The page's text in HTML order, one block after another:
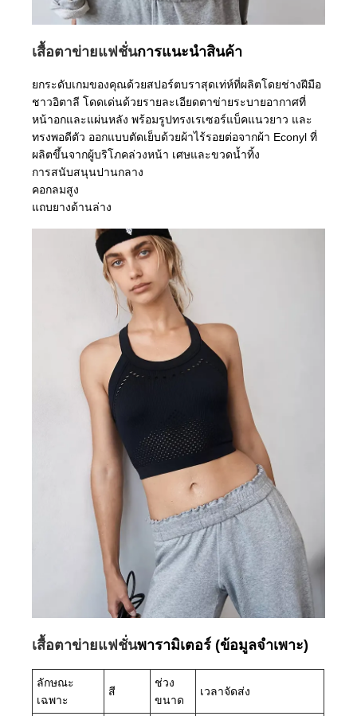
เสื้อตาข่ายแฟชั่นการแนะนำสินค้า
ยกระดับเกมของคุณด้วยสปอร์ตบราสุดเท่ห์ที่ผลิตโดยช่างฝีมือ
ชาวอิตาลี โดดเด่นด้วยรายละเอียดตาข่ายระบายอากาศที่
หน้าอกและแผ่นหลัง พร้อมรูปทรงเรเซอร์แบ็คแนวยาว และ
ทรงพอดีตัว ออกแบบตัดเย็บด้วยผ้าไร้รอยต่อจากผ้า Econyl ที่
ผลิตขึ้นจากผู้บริโภคล่วงหน้า เศษและขวดน้ำทิ้ง
การสนับสนุนปานกลาง
คอกลมสูง
แถบยางด้านล่าง
เสื้อตาข่ายแฟชั่นพารามิเตอร์ (ข้อมูลจำเพาะ)
ลักษณะ
เฉพาะ
สี
ช่วง
ขนาด
เวลาจัดส่ง